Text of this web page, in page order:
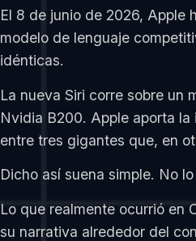
El 8 de junio de 2026, Apple
modelo de lenguaje
idénticas.
La nueva Siri corre sobre un
Nvidia B200. Apple aporta
entre tres gigantes que, en
Dicho así suena simple. No lo
Lo que realmente ocurrió en
su narrativa alrededor del